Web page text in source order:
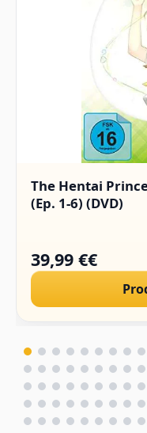
The Hentai
(Ep. 1-6) (DVD)
39,99 €€